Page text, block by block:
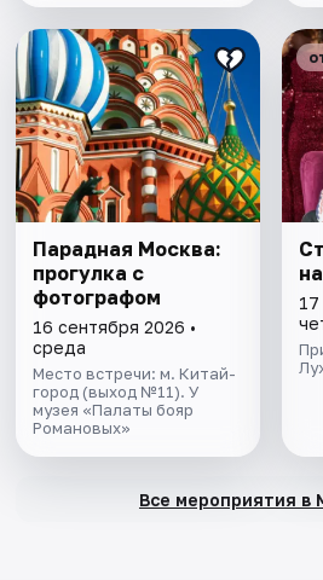
Парадная Москва:
прогулка с
фотографом
16 сентября 2026 •
среда
Место встречи: м. Китай-
город (выход №11). У
музея «Палаты бояр
Романовых»
17
Все мероприятия в